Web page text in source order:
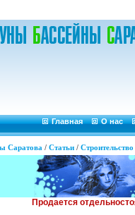
Главная О нас
Саратова / Статьи / Строительство